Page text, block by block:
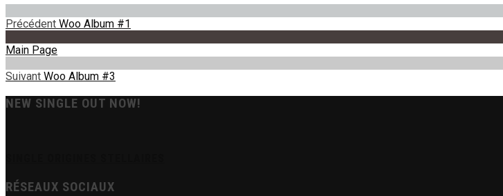
Précédent Woo Album #1
Main Page
Suivant Woo Album #3
NEW SINGLE OUT NOW!
RÉSEAUX SOCIAUX